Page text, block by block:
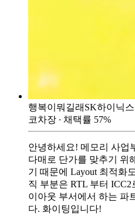
행복이뭐길래 SK하이닉스
코차장 ∙ 채택률 57%
안녕하세요! 메모리 사업
다매로 단가를 맞추기 위
기 때문에 Layout 최적화
직 부분은 RTL 부터 ICC2
이아웃 부서에서 하는 파
다. 화이팅입니다!